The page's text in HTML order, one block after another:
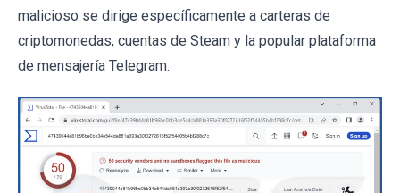
malicioso se dirige específicamente a carteras de
criptomonedas, cuentas de Steam y la popular plataforma
de mensajería Telegram.